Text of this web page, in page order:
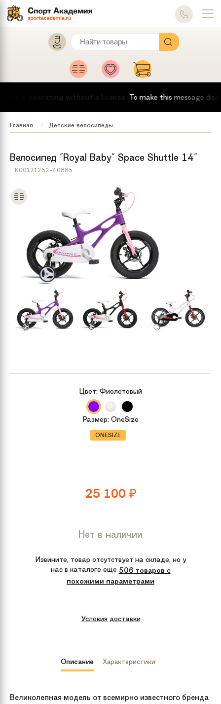
is operating without a license. To make this message
Главная Детские велосипеды
Велосипед "Royal Baby" Space Shuttle 14"
K00121252-40885
25 100 ₽
Нет в наличии
Извините, товар отсутствует на складе, но у
нас в каталоге еще 506 товаров с
похожими параметрами
Цвет: Фиолетовый
Размер: OneSize
ONESIZE
Условия доставки
Описание Характеристики
Великолепная модель от всемирно известного бренда